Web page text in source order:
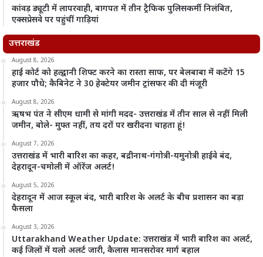
कांवड़ ड्यूटी में लापरवाही, बागपत में तीन ट्रैफिक पुलिसकर्मी निलंबित,
एक्सप्रेसवे पर पहुंचीं गाड़ियां
उत्तराखंड
August 8, 2026
हाई कोर्ट को हल्द्वानी शिफ्ट करने का रास्ता साफ, पर बेलबाबा में कटेंगे 15
हजार पौधे; कैबिनेट ने 30 हेक्टेयर जमीन ट्रांसफर की दी मंजूरी
August 8, 2026
ऋषभ पंत ने सीएम धामी से मांगी मदद- उत्तराखंड में तीन साल से नहीं मिली
जमीन, बोले- मुफ्त नहीं, तय दरों पर खरीदना चाहता हूं!
August 7, 2026
उत्तराखंड में भारी बारिश का कहर, बद्रीनाथ-गंगोत्री-यमुनोत्री हाईवे बंद,
देहरादून-चमोली में ऑरेंज अलर्ट!
August 5, 2026
देहरादून में आज स्कूल बंद, भारी बारिश के अलर्ट के बीच प्रशासन का बड़ा
फैसला
August 3, 2026
Uttarakhand Weather Update: उत्तराखंड में भारी बारिश का अलर्ट,
कई जिलों में यलो अलर्ट जारी, कैलास मानसरोवर मार्ग बहाल